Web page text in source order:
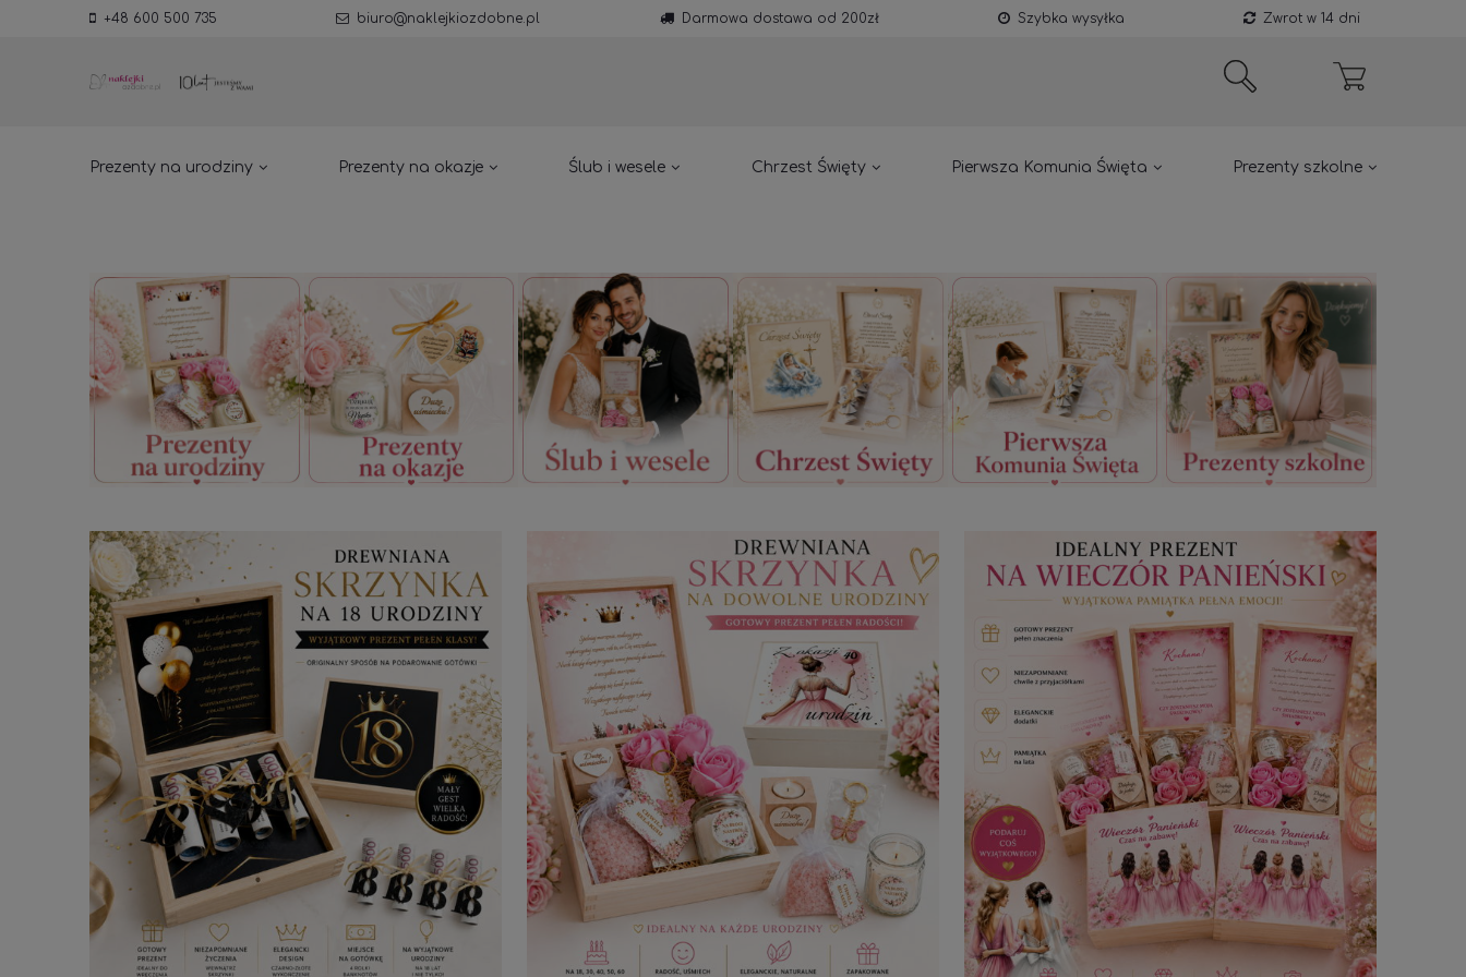
+48 600 500 735 biuro@naklejkiozdobne.pl Darmowa dostawa od 200zł Szybka wysyłka Zwrot w 14 dni
Prezenty na urodziny Prezenty na okazje Ślub i wesele Chrzest Święty Pierwsza Komunia Święta Prezenty szkolne